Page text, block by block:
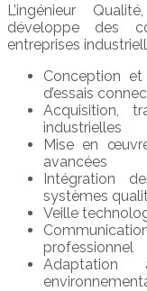
L’ingénieur
développe des
entreprises
Conception
d’essais
Acquisition,
industrielles
Mise en
avancées
Intégration
systèmes
Veille
professionnel
Adaptation